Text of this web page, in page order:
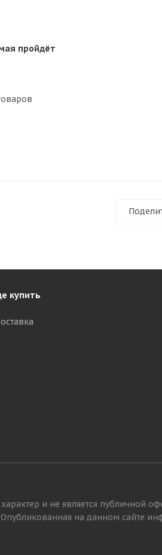
пройдёт
купить
и не является публичной
Опубликованная на данном сайте